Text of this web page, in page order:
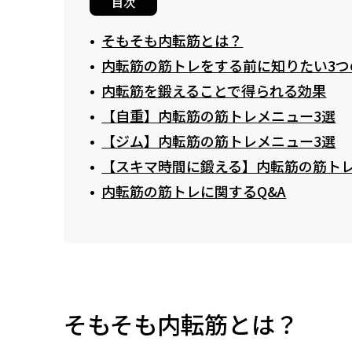
そもそも内転筋とは？
内転筋の筋トレをする前に知りたい3
内転筋を鍛えることで得られる効果
【自重】内転筋の筋トレメニュー3選
【ジム】内転筋の筋トレメニュー3選
【スキマ時間に鍛える】内転筋の筋ト
内転筋の筋トレに関するQ&A
そもそも内転筋とは？